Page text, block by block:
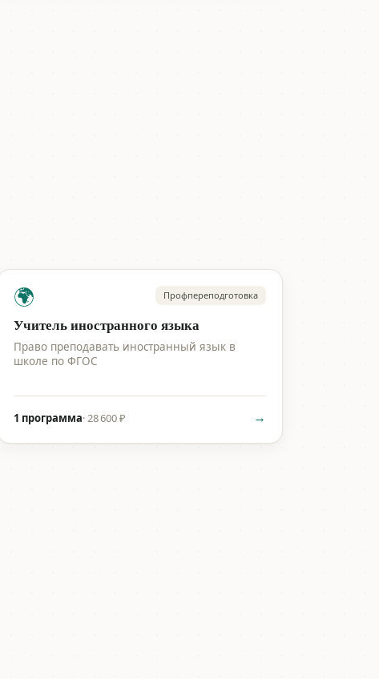
🌍 Профпереподготовка
Учитель иностранного языка
Право преподавать иностранный язык в
школе по ФГОС
1 программа· 28 600 ₽ →